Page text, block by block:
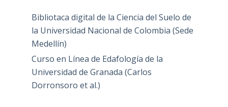
Bibliotaca digital de la Ciencia del Suelo de
la Universidad Nacional de Colombia (Sede
Medellín)
Curso en Línea de Edafología de la
Universidad de Granada (Carlos
Dorronsoro et al.)